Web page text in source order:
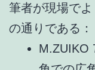
筆者が現場で
の通りである：
M.ZUIKO